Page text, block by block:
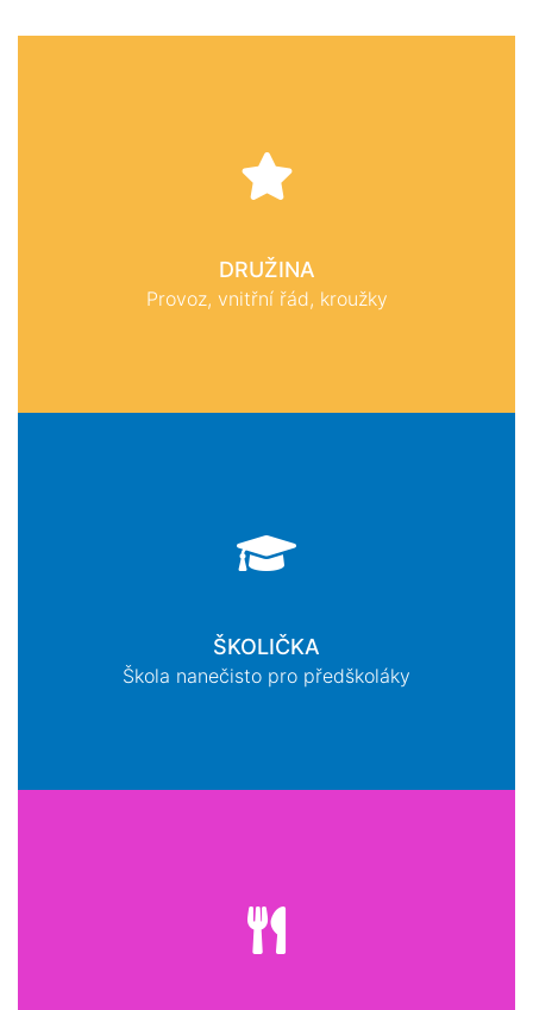
DRUŽINA
Provoz, vnitřní řád, kroužky
ŠKOLIČKA
Škola nanečisto pro předškoláky